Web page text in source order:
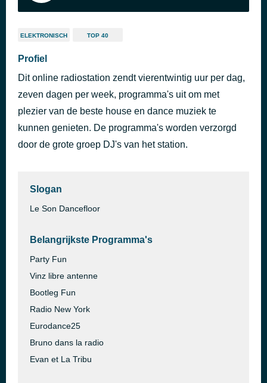
ELEKTRONISCH TOP 40
Profiel
Dit online radiostation zendt vierentwintig uur per dag,
zeven dagen per week, programma's uit om met
plezier van de beste house en dance muziek te
kunnen genieten. De programma's worden verzorgd
door de grote groep DJ's van het station.
Slogan
Le Son Dancefloor
Belangrijkste Programma's
Party Fun
Vinz libre antenne
Bootleg Fun
Radio New York
Eurodance25
Bruno dans la radio
Evan et La Tribu